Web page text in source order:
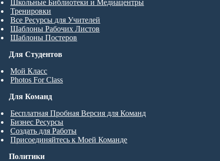
Для Студентов
Мой Класс
Photos For Class
Школьные Библиотеки и Медиацентры
Тренировки
Все Ресурсы для Учителей
Шаблоны Рабочих Листов
Шаблоны Постеров
Для Команд
Бесплатная Пробная Версия для Команд
Бизнес Ресурсы
Создать для Работы
Присоединяйтесь к Моей Команде
Политики